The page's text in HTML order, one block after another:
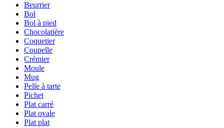
Beurrier
Bol
Bol à pied
Chocolatière
Coquetier
Coupelle
Crémier
Moule
Mug
Pelle à tarte
Pichet
Plat carré
Plat ovale
Plat plat